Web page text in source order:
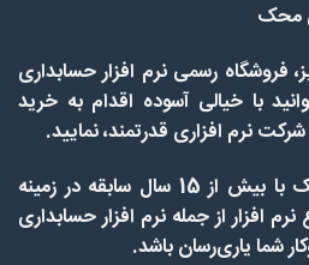
محک
فروشگاه رسمی نرم افزار حسابداری
با خیالی آسوده اقدام به خرید
نرم افزاری قدرتمند، نمایید.
شرکت مشاور نرم افزار محک با بیش از 15 سال سابقه در زمینه
افزار از جمله نرم افزار حسابداری
شما یاری‌رسان باشد.